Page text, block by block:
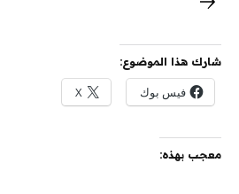
شارك هذا الموضوع:
فيس بوك X
معجب بهذه: